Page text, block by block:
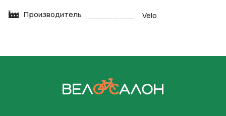
Производитель Velo